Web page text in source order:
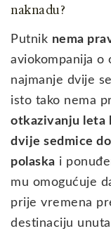
naknadu?
Putnik nema
aviokompanija o
najmanje dvije
isto tako nema
otkazivanju leta
dvije sedmice
polaska i
mu omogućuje
prije vremena
destinaciju